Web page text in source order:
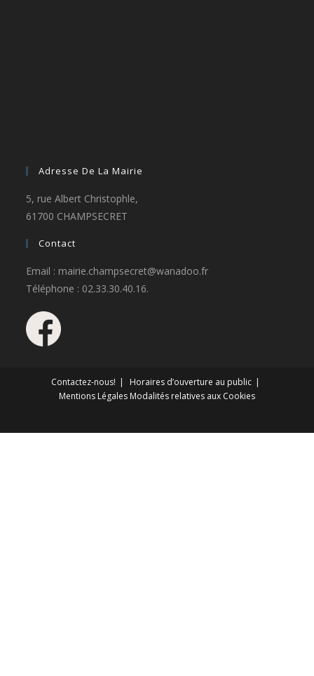
Adresse De La Mairie
5, rue Albert Christophle,
61700 CHAMPSECRET
Contact
Email : mairie.champsecret@wanadoo.fr
Téléphone : 02.33.30.40.16.
Contactez-nous!
Horaires d’ouverture au public
Mentions Légales Modalités relatives aux Cookies